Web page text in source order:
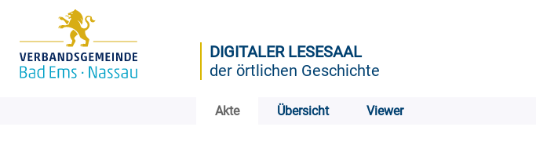
DIGITALER LESESAAL
der örtlichen Geschichte
Akte Übersicht Viewer